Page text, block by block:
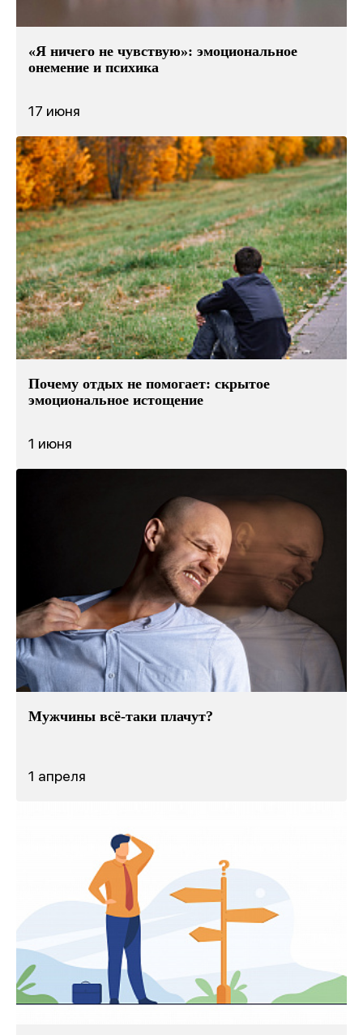
«Я ничего не чувствую»: эмоциональное
онемение и психика
17 июня
Почему отдых не помогает: скрытое
эмоциональное истощение
1 июня
Мужчины всё-таки плачут?
1 апреля